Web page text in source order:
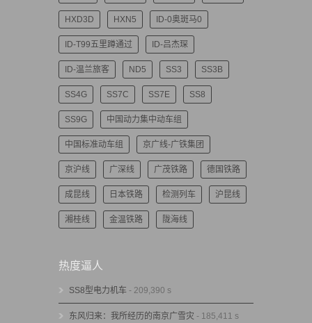
HXD3D HXN5 ID-0奥斑马0
ID-T99五里蹲通过 ID-吕杰琛
ID-温兰旅客 ND5 SS3 SS3B
SS4G SS7C SS7E SS8
SS9G 中国动力集中动车组
中国标准动车组 京广线-广铁集团
京沪线 广深线 广茂铁路 德国铁路
成昆线 日本铁路 检测列车 沪昆线
湘桂线 金温铁路 陇海线
热度逼人
SS8型电力机车 - 209,390 s
东风归来：我所经历的南京广雪灾 - 185,411 s